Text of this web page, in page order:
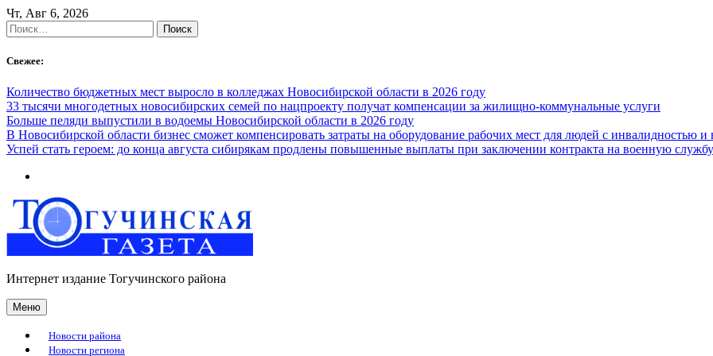
Skip
to
content
Чт, Авг 6, 2026
Найти:
Свежее:
Количество бюджетных мест выросло в колледжах Новосибирской области в 2026 году
33 тысячи многодетных новосибирских семей по нацпроекту получат компенсации за жилищно-коммунальные услуги
Больше пеляди выпустили в водоемы Новосибирской области в 2026 году
В Новосибирской области бизнес сможет компенсировать затраты на оборудование рабочих мест для людей с инвалидностью
Успей стать героем: до конца августа сибирякам продлены повышенные выплаты при заключении контракта на военную службу
Интернет издание Тогучинского района
Меню
Новости района
Новости региона